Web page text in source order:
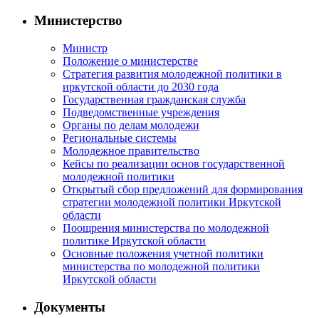
Министерство
Министр
Положение о министерстве
Стратегия развития молодежной политики в
иркутской области до 2030 года
Государственная гражданская служба
Подведомственные учреждения
Органы по делам молодежи
Региональные системы
Молодежное правительство
Кейсы по реализации основ государственной
молодежной политики
Открытый сбор предложений для формирования
стратегии молодежной политики Иркутской
области
Поощрения министерства по молодежной
политике Иркутской области
Основные положения учетной политики
министерства по молодежной политики
Иркутской области
Документы